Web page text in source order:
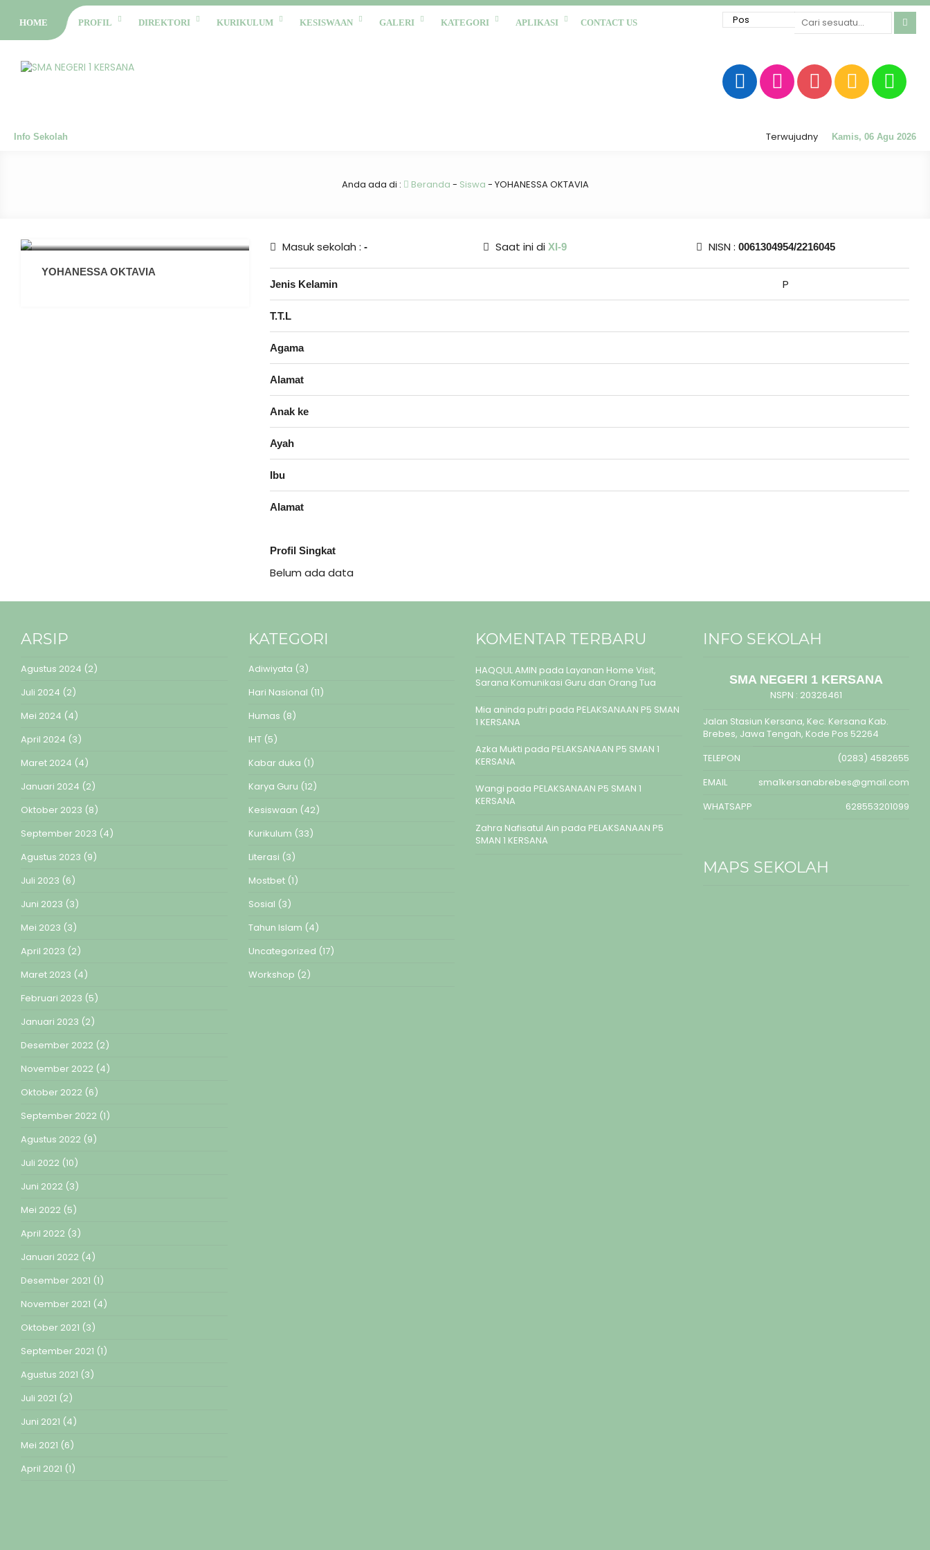
HOME PROFIL DIREKTORI KURIKULUM KESISWAAN GALERI KATEGORI APLIKASI CONTACT US
Info Sekolah Kamis, 06 Agu 2026
Terwujudnya sekolah RATU (Religius,
Anda ada di : Beranda - Siswa - YOHANESSA OKTAVIA
YOHANESSA OKTAVIA
Masuk sekolah : - Saat ini di XI-9 NISN : 0061304954/2216045
Jenis Kelamin P
T.T.L
Agama
Alamat
Anak ke
Ayah
Ibu
Alamat
Profil Singkat
Belum ada data
ARSIP
Agustus 2024 (2)
Juli 2024 (2)
Mei 2024 (4)
April 2024 (3)
Maret 2024 (4)
Januari 2024 (2)
Oktober 2023 (8)
September 2023 (4)
Agustus 2023 (9)
Juli 2023 (6)
Juni 2023 (3)
Mei 2023 (3)
April 2023 (2)
Maret 2023 (4)
Februari 2023 (5)
Januari 2023 (2)
Desember 2022 (2)
November 2022 (4)
Oktober 2022 (6)
September 2022 (1)
Agustus 2022 (9)
Juli 2022 (10)
Juni 2022 (3)
Mei 2022 (5)
April 2022 (3)
Januari 2022 (4)
Desember 2021 (1)
November 2021 (4)
Oktober 2021 (3)
September 2021 (1)
Agustus 2021 (3)
Juli 2021 (2)
Juni 2021 (4)
Mei 2021 (6)
April 2021 (1)
KATEGORI
Adiwiyata (3)
Hari Nasional (11)
Humas (8)
IHT(5)
Kabar duka (1)
Karya Guru (12)
Kesiswaan (42)
Kurikulum (33)
Literasi (3)
Mostbet(1)
Sosial (3)
Tahun Islam (4)
Uncategorized (17)
Workshop (2)
KOMENTAR TERBARU
HAQQUL AMIN pada Layanan Home Visit,
Sarana Komunikasi Guru dan Orang Tua
Mia aninda putri pada PELAKSANAAN P5 SMAN
1 KERSANA
Azka Mukti pada PELAKSANAAN P5 SMAN 1
KERSANA
Wangi pada PELAKSANAAN P5 SMAN 1
KERSANA
Zahra Nafisatul Ain pada PELAKSANAAN P5
SMAN 1 KERSANA
INFO SEKOLAH
SMA NEGERI 1 KERSANA
NSPN : 20326461
Jalan Stasiun Kersana, Kec. Kersana Kab.
Brebes, Jawa Tengah, Kode Pos 52264
TELEPON
(0283) 4582655
EMAIL
sma1kersanabrebes@gmail.com
WHATSAPP
628553201099
MAPS SEKOLAH